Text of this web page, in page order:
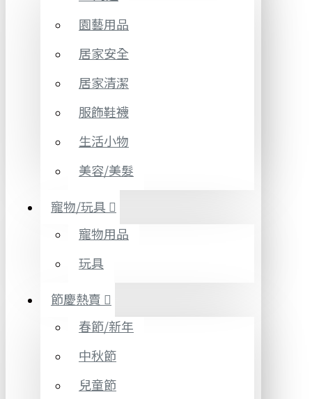
園藝用品
居家安全
居家清潔
服飾鞋襪
生活小物
美容/美髮
寵物/玩具
寵物用品
玩具
節慶熱賣
春節/新年
中秋節
兒童節